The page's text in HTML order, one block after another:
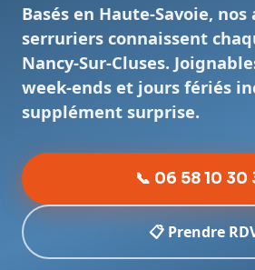
Basés en Haute-Savoie,
serruriers connaissent
Nancy-Sur-Cluses.
week-ends et jours fériés
supplément surprise.
📞 06 58 10 30
📋 Prendre